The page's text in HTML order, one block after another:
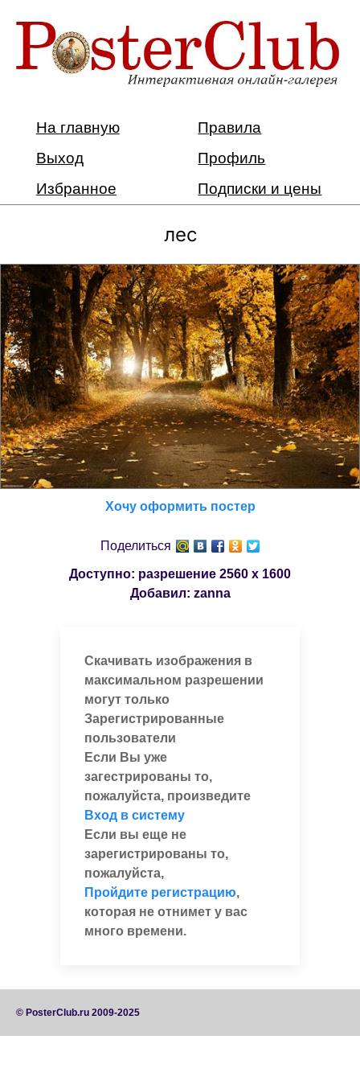
На главную
Правила
Выход
Профиль
Избранное
Подписки и цены
лес
Хочу оформить постер
Поделиться
Доступно: разрешение 2560 x 1600
Добавил: zanna
Скачивать изображения в
максимальном разрешении
могут только
Зарегистрированные
пользователи
Если Вы уже
загестрированы то,
пожалуйста, произведите
Вход в систему
Если вы еще не
зарегистрированы то,
пожалуйста,
Пройдите регистрацию,
которая не отнимет у вас
много времени.
© PosterClub.ru 2009-2025